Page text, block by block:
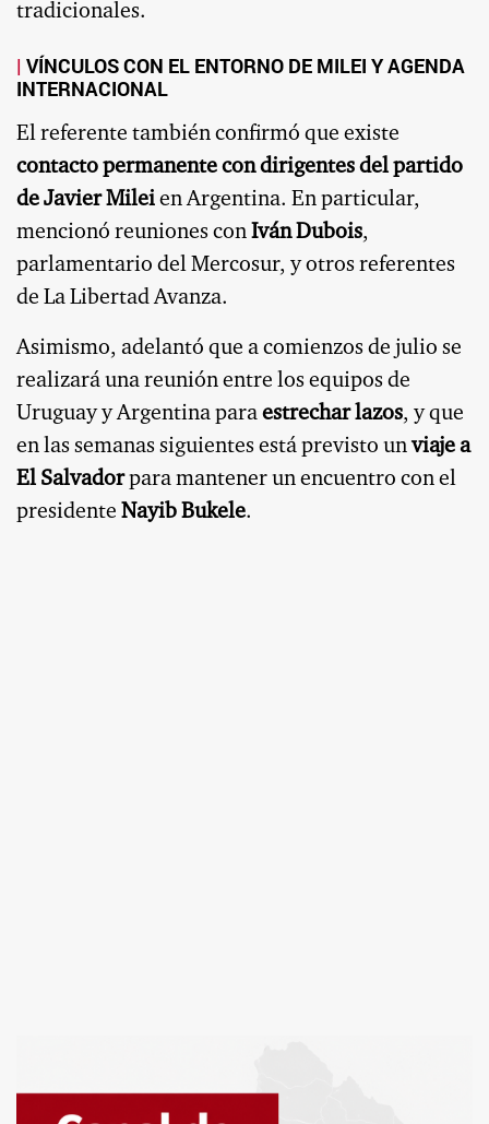
tradicionales.
VÍNCULOS CON EL ENTORNO DE MILEI Y AGENDA
INTERNACIONAL
El referente también confirmó que existe
contacto permanente con dirigentes del partido
de Javier Milei en Argentina. En particular,
mencionó reuniones con Iván Dubois,
parlamentario del Mercosur, y otros referentes
de La Libertad Avanza.
Asimismo, adelantó que a comienzos de julio se
realizará una reunión entre los equipos de
Uruguay y Argentina para estrechar lazos, y que
en las semanas siguientes está previsto un viaje a
El Salvadorpara mantener un encuentro con el
presidente Nayib Bukele.